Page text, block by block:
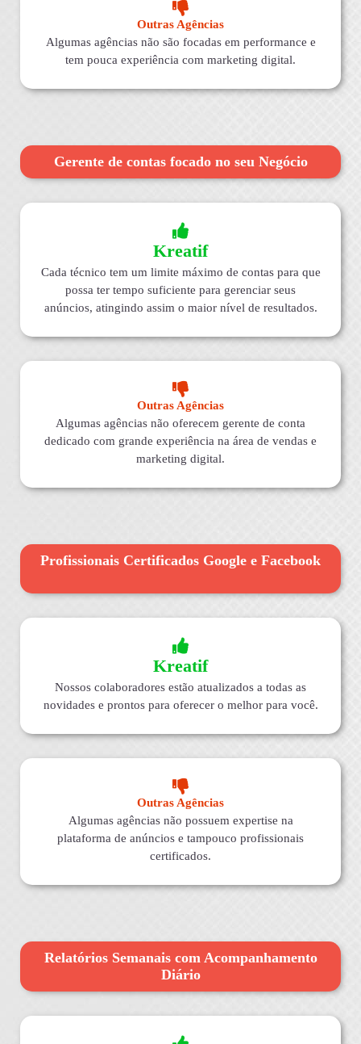
Outras Agências
Algumas agências não são focadas em performance e
tem pouca experiência com marketing digital.
Gerente de contas focado no seu Negócio
Kreatif
Cada técnico tem um limite máximo de contas para que
possa ter tempo suficiente para gerenciar seus
anúncios, atingindo assim o maior nível de resultados.
Outras Agências
Algumas agências não oferecem gerente de conta
dedicado com grande experiência na área de vendas e
marketing digital.
Profissionais Certificados Google e Facebook
Kreatif
Nossos colaboradores estão atualizados a todas as
novidades e prontos para oferecer o melhor para você.
Outras Agências
Algumas agências não possuem expertise na
plataforma de anúncios e tampouco profissionais
certificados.
Relatórios Semanais com Acompanhamento
Diário